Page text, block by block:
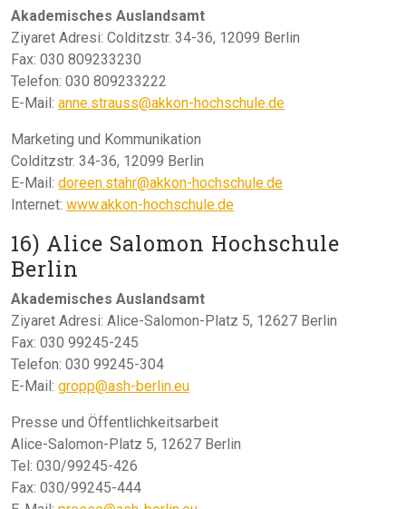
Akademisches Auslandsamt
Ziyaret Adresi: Colditzstr. 34-36, 12099 Berlin
Fax: 030 809233230
Telefon: 030 809233222
E-Mail: anne.strauss@akkon-hochschule.de
Marketing und Kommunikation
Colditzstr. 34-36, 12099 Berlin
E-Mail: doreen.stahr@akkon-hochschule.de
Internet: www.akkon-hochschule.de
16) Alice Salomon Hochschule
Berlin
Akademisches Auslandsamt
Ziyaret Adresi: Alice-Salomon-Platz 5, 12627 Berlin
Fax: 030 99245-245
Telefon: 030 99245-304
E-Mail: gropp@ash-berlin.eu
Presse und Öffentlichkeitsarbeit
Alice-Salomon-Platz 5, 12627 Berlin
Tel: 030/99245-426
Fax: 030/99245-444